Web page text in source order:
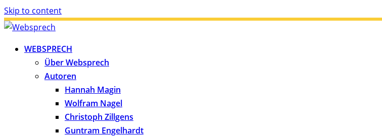
Skip to content
WEBSPRECH
Über Websprech
Autoren
Hannah Magin
Wolfram Nagel
Christoph Zillgens
Guntram Engelhardt